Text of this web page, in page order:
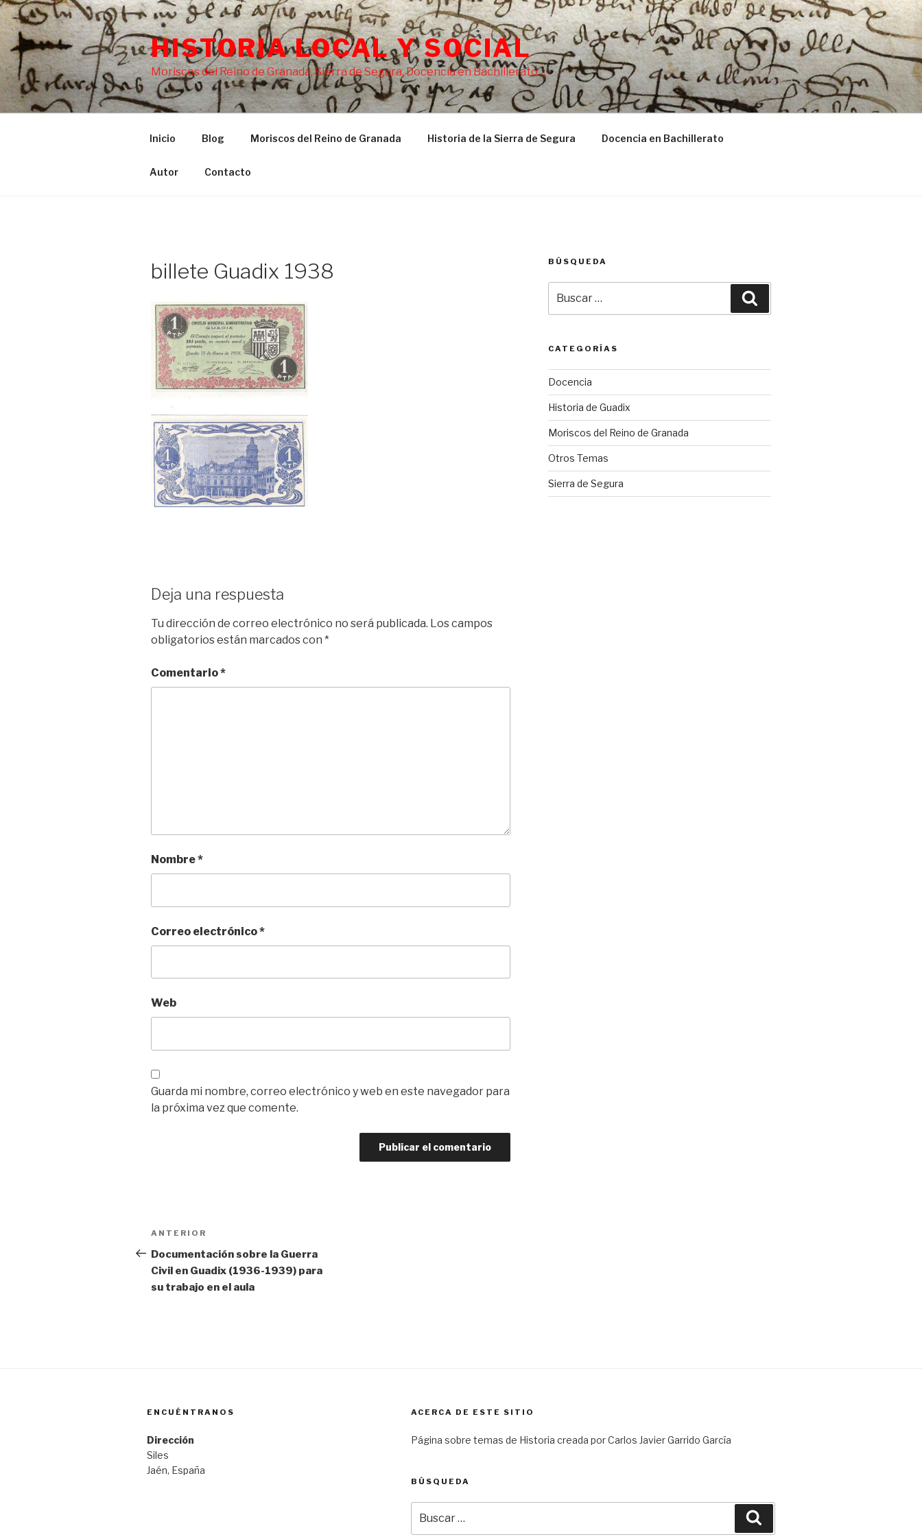
Saltar
al
contenido
HISTORIA LOCAL Y SOCIAL
Moriscos del Reino de Granada, Sierra de Segura, Docencia en Bachillerato…
Inicio Blog Moriscos del Reino de Granada Historia de la Sierra de Segura Docencia en Bachillerato
Autor Contacto
billete Guadix 1938
Deja una respuesta
Tu dirección de correo electrónico no será publicada. Los campos
obligatorios están marcados con *
Comentario*
Nombre*
Correo electrónico*
Web
Guarda mi nombre, correo electrónico y web en este navegador para
la próxima vez que comente.
Navegación
de
entradas
Entrada
anterior:
ANTERIOR
Documentación sobre la Guerra
Civil en Guadix (1936-1939) para
su trabajo en el aula
BÚSQUEDA
por:
CATEGORÍAS
Docencia
Historia de Guadix
Moriscos del Reino de Granada
Otros Temas
Sierra de Segura
ENCUÉNTRANOS
Dirección
Siles
Jaén, España
ACERCA DE ESTE SITIO
Página sobre temas de Historia creada por Carlos Javier Garrido García
BÚSQUEDA
por: